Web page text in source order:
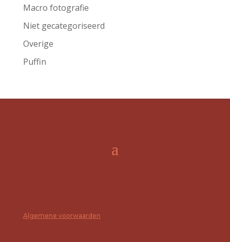
Macro fotografie
Niet gecategoriseerd
Overige
Puffin
Algemene voorwaarden